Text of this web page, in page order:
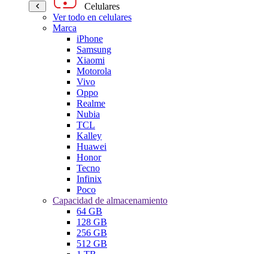
Celulares
Ver todo en celulares
Marca
iPhone
Samsung
Xiaomi
Motorola
Vivo
Oppo
Realme
Nubia
TCL
Kalley
Huawei
Honor
Tecno
Infinix
Poco
Capacidad de almacenamiento
64 GB
128 GB
256 GB
512 GB